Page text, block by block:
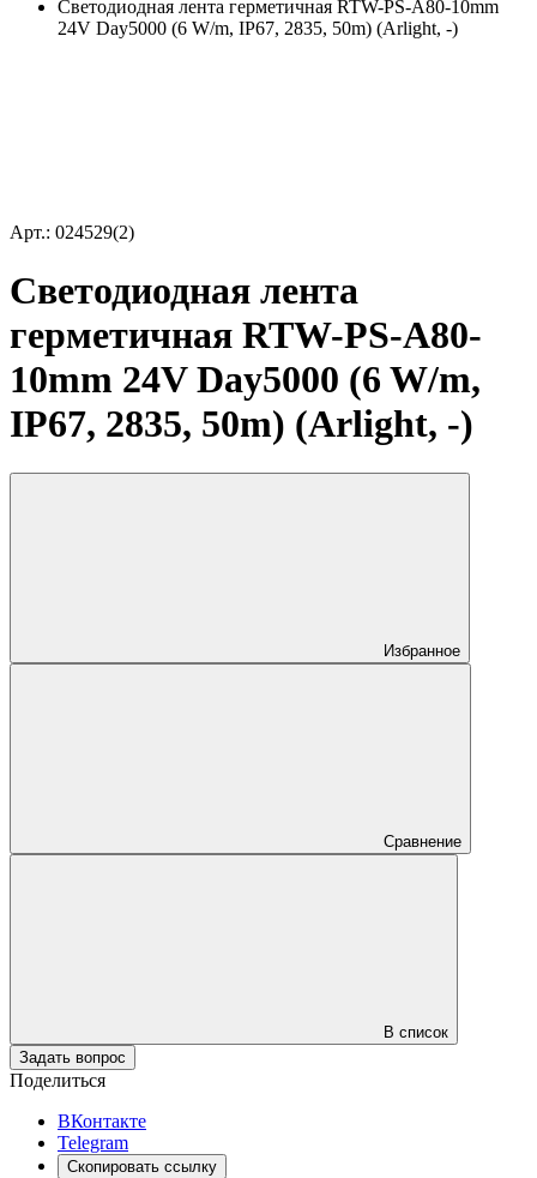
Светодиодная лента герметичная RTW-PS-A80-10mm
24V Day5000 (6 W/m, IP67, 2835, 50m) (Arlight, -)
Арт.: 024529(2)
Светодиодная лента
герметичная RTW-PS-A80-
10mm 24V Day5000 (6 W/m,
IP67, 2835, 50m) (Arlight, -)
Избранное
Сравнение
В список
Задать вопрос
Поделиться
ВКонтакте
Telegram
Скопировать ссылку